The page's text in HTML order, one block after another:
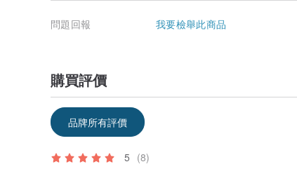
問題回報 我要檢舉此商品
購買評價
品牌所有評價
5 (8)